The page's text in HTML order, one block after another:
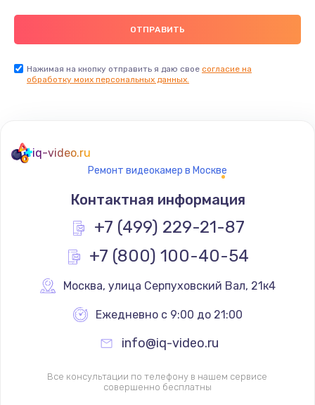
Заказать
Замена термостата
1200 руб.
Заказать
Замена реле
Замена термопредохранителя
700 руб.
Заказать
Нажимая на кнопку отправить я даю свое согласие на
обработку моих персональных данных.
iq-video.ru
Ремонт видеокамер в Москве
Контактная информация
+7 (499) 229-21-87
+7 (800) 100-40-54
Москва, улица Серпуховский Вал, 21к4
Ежедневно с 9:00 до 21:00
info@iq-video.ru
Все консультации по телефону в нашем сервисе
совершенно бесплатны